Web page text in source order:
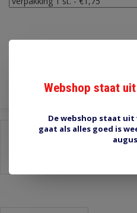
Webshop staat
De webshop staat uit
gaat als alles goed is